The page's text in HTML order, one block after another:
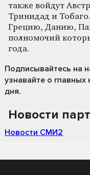
также войдут
Тринидад и
Грецию, Данию,
полномочий
года.
Подписывайтесь на
узнавайте о
дня.
Новости
Новости СМИ2